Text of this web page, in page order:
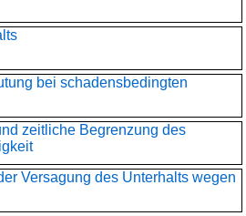
bei schadensbedingten
zeitliche Begrenzung des
Versagung des Unterhalts wegen